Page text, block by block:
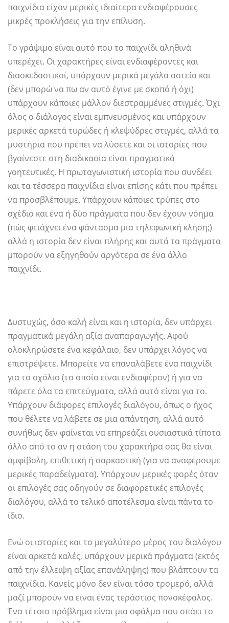
παιχνίδια είχαν μερικές ιδιαίτερα ενδιαφέρουσες
μικρές προκλήσεις για την επίλυση.
Το γράψιμο είναι αυτό που το παιχνίδι αληθινά
υπερέχει. Οι χαρακτήρες είναι ενδιαφέροντες και
διασκεδαστικοί, υπάρχουν μερικά μεγάλα αστεία και
(δεν μπορώ να πω αν αυτό έγινε με σκοπό ή όχι)
υπάρχουν κάποιες μάλλον διεστραμμένες στιγμές. Όχι
όλος ο διάλογος είναι εμπνευσμένος και υπάρχουν
μερικές αρκετά τυρώδες ή κλεψύδρες στιγμές, αλλά τα
μυστήρια που πρέπει να λύσετε και οι ιστορίες που
βγαίνεστε στη διαδικασία είναι πραγματικά
γοητευτικές. Η πρωταγωνιστική ιστορία που συνδέει
και τα τέσσερα παιχνίδια είναι επίσης κάτι που πρέπει
να προσβλέπουμε. Υπάρχουν κάποιες τρύπες στο
σχέδιο και ένα ή δύο πράγματα που δεν έχουν νόημα
(πώς φτιάχνει ένα φάντασμα μια τηλεφωνική κλήση;)
αλλά η ιστορία δεν είναι πλήρης και αυτά τα πράγματα
μπορούν να εξηγηθούν αργότερα σε ένα άλλο
παιχνίδι.
Δυστυχώς, όσο καλή είναι και η ιστορία, δεν υπάρχει
πραγματικά μεγάλη αξία αναπαραγωγής. Αφού
ολοκληρώσετε ένα κεφάλαιο, δεν υπάρχει λόγος να
επιστρέψετε. Μπορείτε να επαναλάβετε ένα παιχνίδι
για το σχόλιο (το οποίο είναι ενδιαφέρον) ή για να
πάρετε όλα τα επιτεύγματα, αλλά αυτό είναι για το.
Υπάρχουν διάφορες επιλογές διαλόγου, όπως ο ήχος
που θέλετε να λάβετε σε μια απάντηση, αλλά αυτό
συνήθως δεν φαίνεται να επηρεάζει ουσιαστικά τίποτα
άλλο από το αν η στάση του χαρακτήρα σας θα είναι
αμφίβολη, επιθετική ή σαρκαστική (για να αναφέρουμε
μερικές παραδείγματα). Υπάρχουν μερικές φορές όταν
οι επιλογές σας οδηγούν σε διαφορετικές επιλογές
διαλόγου, αλλά το τελικό αποτέλεσμα είναι πάντα το
ίδιο.
Ενώ οι ιστορίες και το μεγαλύτερο μέρος του διαλόγου
είναι αρκετά καλές, υπάρχουν μερικά πράγματα (εκτός
από την έλλειψη αξίας επανάληψης) που βλάπτουν τα
παιχνίδια. Κανείς μόνο δεν είναι τόσο τρομερό, αλλά
μαζί μπορούν να είναι ένας τεράστιος πονοκέφαλος.
Ένα τέτοιο πρόβλημα είναι μια σφάλμα που σπάει το